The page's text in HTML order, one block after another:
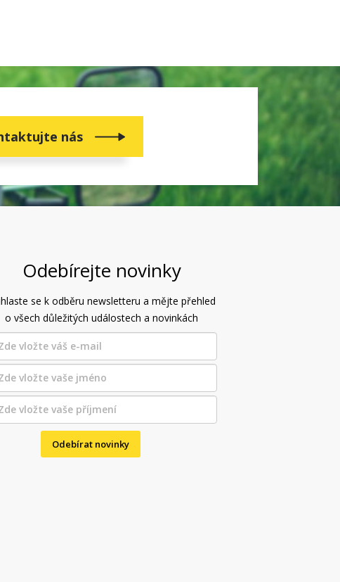
nás
Odebírejte novinky
se k odběru newsletteru a mějte přehled
o všech důležitých událostech a novinkách
Odebírat novinky